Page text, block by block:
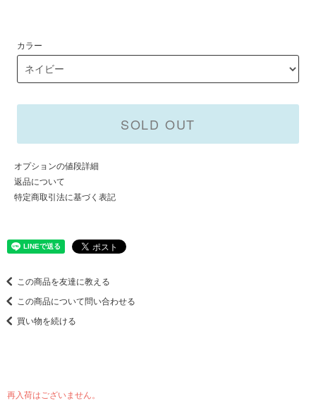
カラー
SOLD OUT
オプションの値段詳細
返品について
特定商取引法に基づく表記
この商品を友達に教える
この商品について問い合わせる
買い物を続ける
再入荷はございません。